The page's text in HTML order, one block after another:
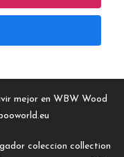
mejor en WBW Wood
coleccion collection